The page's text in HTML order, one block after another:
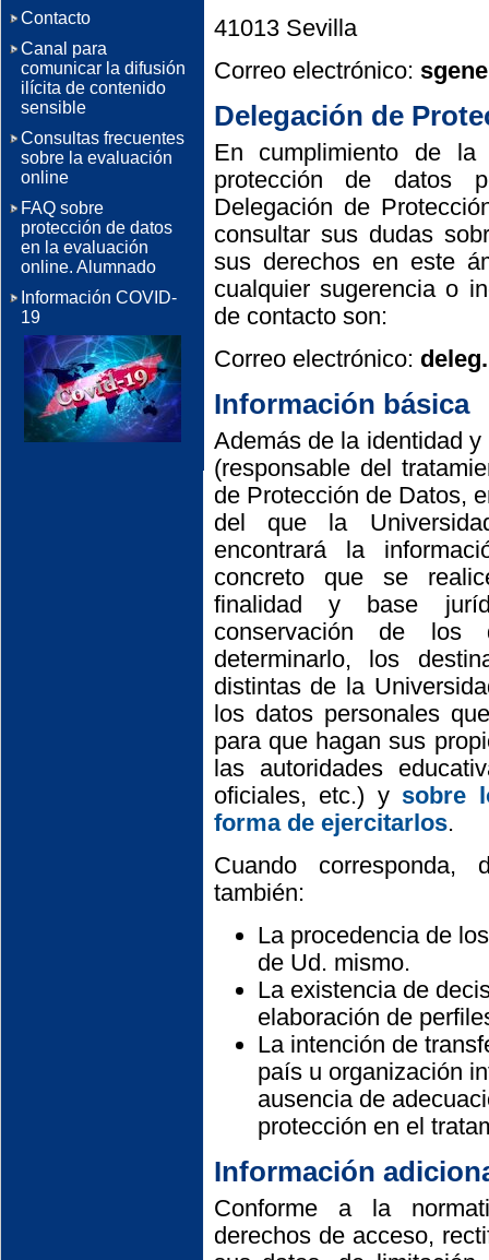
41013 Sevilla
Correo electrónico:
Delegación de
En cumplimiento de la
protección de datos
Delegación de
consultar sus dudas
sus derechos en este
cualquier sugerencia o
de contacto son:
Correo electrónico:
Información básica
Además de la identidad
(responsable del
de Protección de Datos,
del que la
encontrará la
concreto que se
finalidad y base
conservación de los
determinarlo, los
distintas de la
los datos personales
para que hagan sus
las autoridades
oficiales, etc.) y sobre
forma de ejercitarlos.
Cuando corresponda,
también:
La procedencia de
de Ud. mismo.
La existencia de
elaboración de
La intención de
país u organización
ausencia de
protección en el
Información
Conforme a la
derechos de acceso,
Contacto
Canal para
comunicar la difusión
ilícita de contenido
sensible
Consultas frecuentes
sobre la evaluación
online
FAQ sobre
protección de datos
en la evaluación
online. Alumnado
Información COVID-
19